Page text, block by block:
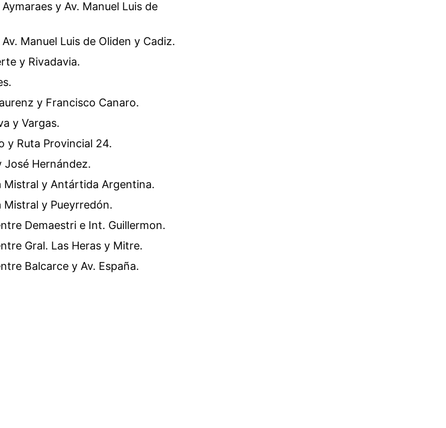
y Av. Manuel Luis de
Manuel Luis de Oliden y Cadiz.
y Rivadavia.
y Francisco Canaro.
y Vargas.
y Ruta Provincial 24.
José Hernández.
Mistral y Antártida Argentina.
y Pueyrredón.
Demaestri e Int. Guillermon.
Gral. Las Heras y Mitre.
Balcarce y Av. España.